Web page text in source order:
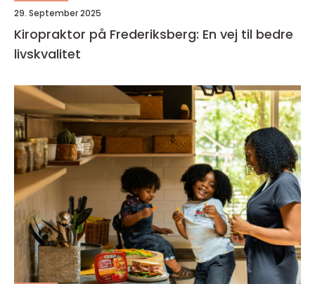
29. September 2025
Kiropraktor på Frederiksberg: En vej til bedre
livskvalitet